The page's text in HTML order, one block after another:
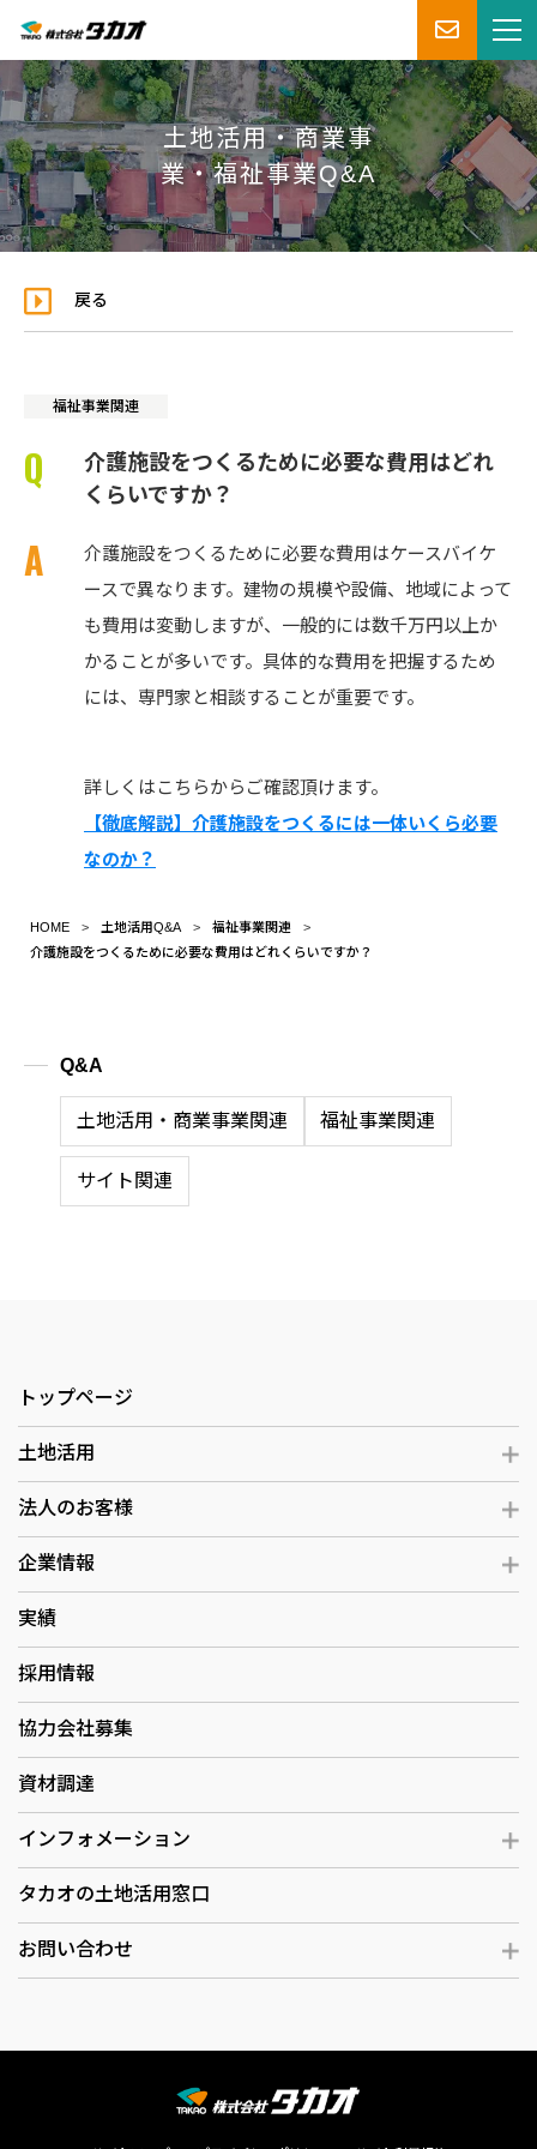
土地活用・商業事
業・福祉事業Q&A
戻る
福祉事業関連
介護施設をつくるために必要な費用はどれ
くらいですか？
介護施設をつくるために必要な費用はケースバイケ
ースで異なります。建物の規模や設備、地域によって
も費用は変動しますが、一般的には数千万円以上か
かることが多いです。具体的な費用を把握するため
には、専門家と相談することが重要です。
詳しくはこちらからご確認頂けます。
【徹底解説】介護施設をつくるには一体いくら必要
なのか？
HOME 土地活用Q&A
福祉事業関連
介護施設をつくるために必要な費用はどれくらいですか？
Q&A
土地活用・商業事業関連 福祉事業関連
サイト関連
トップページ
土地活用
法人のお客様
企業情報
実績
採用情報
協力会社募集
資材調達
インフォメーション
タカオの土地活用窓口
お問い合わせ